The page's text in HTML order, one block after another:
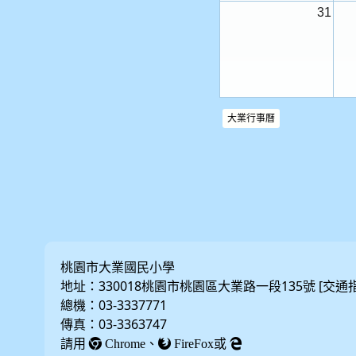
31
大業行事曆
桃園市大業國民小學
地址：330018桃園市桃園區大業路一段135號 [交通
總機：03-3337771
傳真：03-3363747
請用
Chrome 、 FireFox或